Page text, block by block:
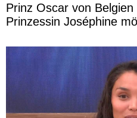
Prinz Oscar von
Prinzessin Joséphine